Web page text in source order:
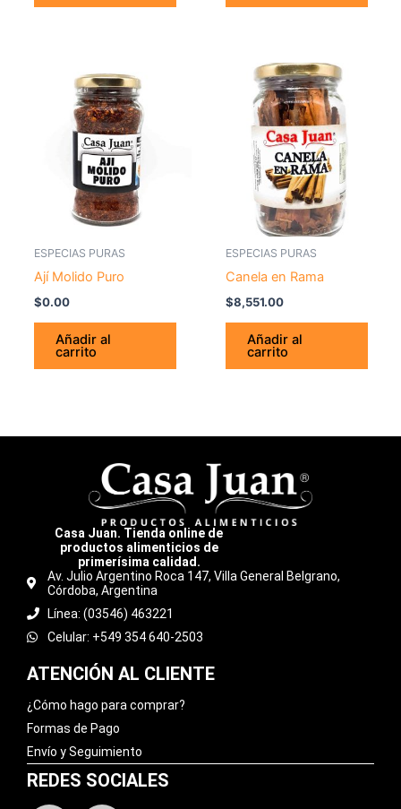
ESPECIAS PURAS
Ají Molido Puro
$0.00
Añadir al
carrito
ESPECIAS PURAS
Canela en Rama
$8,551.00
Añadir al
carrito
Casa Juan. Tienda online de
productos alimenticios de
primerísima calidad.
Av. Julio Argentino Roca 147, Villa General Belgrano,
Córdoba, Argentina
Línea: (03546) 463221
Celular: +549 354 640-2503
ATENCIÓN AL CLIENTE
¿Cómo hago para comprar?
Formas de Pago
Envío y Seguimiento
REDES SOCIALES